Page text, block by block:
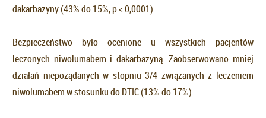
dakarbazyny (43% do 15%, p < 0,0001).
Bezpieczeństwo było ocenione u wszystkich pacjentów
leczonych niwolumabem i dakarbazyną. Zaobserwowano mniej
działań niepożądanych w stopniu 3/4 związanych z leczeniem
niwolumabem w stosunku do DTIC (13% do 17%).